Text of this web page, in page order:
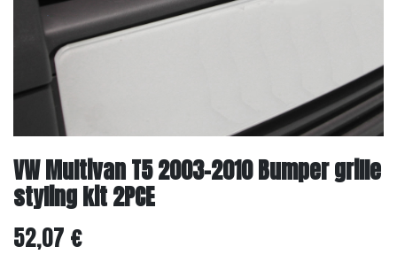
VW Multivan T5 2003-2010 Bumper grille
styling kit 2PCE
52,07 €